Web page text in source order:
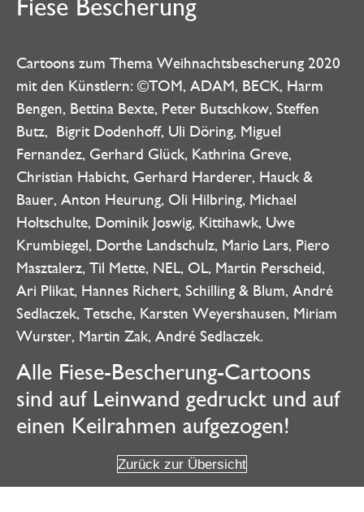
Fiese Bescherung
Cartoons zum Thema Weihnachtsbescherung 2020
mit den Künstlern: ©TOM, ADAM, BECK, Harm
Bengen, Bettina Bexte, Peter Butschkow, Steffen
Butz, Bigrit Dodenhoff, Uli Döring, Miguel
Fernandez, Gerhard Glück, Kathrina Greve,
Christian Habicht, Gerhard Harderer, Hauck &
Bauer, Anton Heurung, Oli Hilbring, Michael
Holtschulte, Dominik Joswig, Kittihawk, Uwe
Krumbiegel, Dorthe Landschulz, Mario Lars, Piero
Masztalerz, Til Mette, NEL, OL, Martin Perscheid,
Ari Plikat, Hannes Richert, Schilling & Blum, André
Sedlaczek, Tetsche, Karsten Weyershausen, Miriam
Wurster, Martin Zak, André Sedlaczek.
Alle Fiese-Bescherung-Cartoons
sind auf Leinwand gedruckt und auf
einen Keilrahmen aufgezogen!
Zurück zur Übersicht